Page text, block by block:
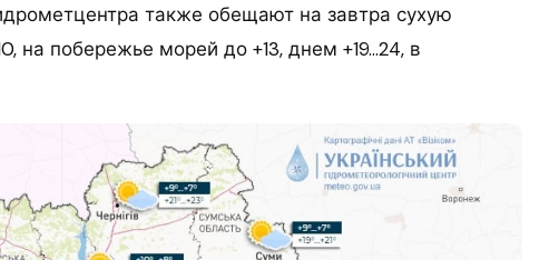
также обещают на завтра сухую
на побережье морей до +13, днем +19…24, в